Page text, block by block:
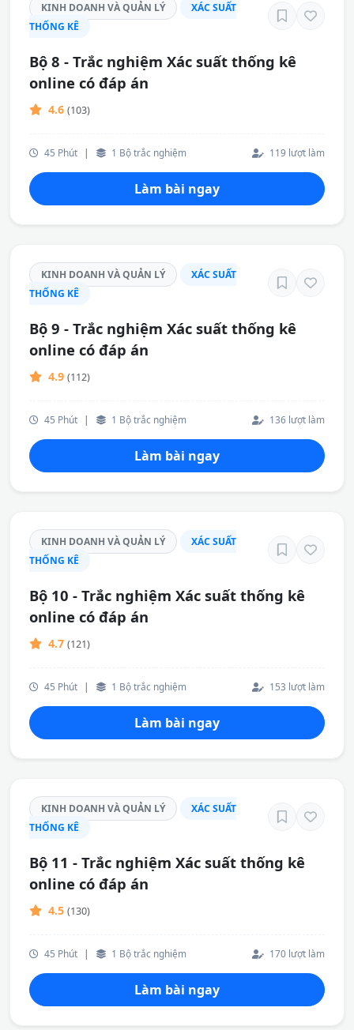
KINH DOANH VÀ QUẢN LÝ
XÁC SUẤT
THỐNG KÊ
Bộ 8 - Trắc nghiệm Xác suất thống kê
online có đáp án
4.6 (103)
45 Phút | 1 Bộ trắc nghiệm 119 lượt làm
Làm bài ngay
KINH DOANH VÀ QUẢN LÝ
XÁC SUẤT
THỐNG KÊ
Bộ 9 - Trắc nghiệm Xác suất thống kê
online có đáp án
4.9 (112)
45 Phút | 1 Bộ trắc nghiệm 136 lượt làm
Làm bài ngay
KINH DOANH VÀ QUẢN LÝ
XÁC SUẤT
THỐNG KÊ
Bộ 10 - Trắc nghiệm Xác suất thống kê
online có đáp án
4.7 (121)
45 Phút | 1 Bộ trắc nghiệm 153 lượt làm
Làm bài ngay
KINH DOANH VÀ QUẢN LÝ
XÁC SUẤT
THỐNG KÊ
Bộ 11 - Trắc nghiệm Xác suất thống kê
online có đáp án
4.5 (130)
45 Phút | 1 Bộ trắc nghiệm 170 lượt làm
Làm bài ngay